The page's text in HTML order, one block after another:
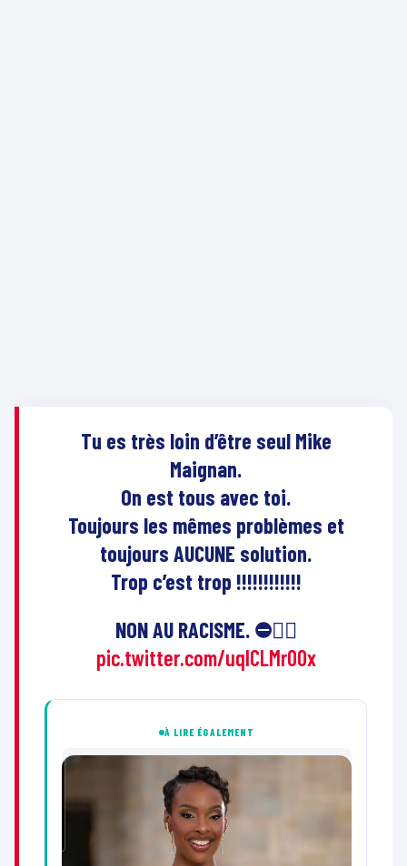
Tu es très loin d’être seul Mike
Maignan.
On est tous avec toi.
Toujours les mêmes problèmes et
toujours AUCUNE solution.
Trop c’est trop !!!!!!!!!!!!
NON AU RACISME. ⛔️✊🏽
pic.twitter.com/uqlCLMr00x
À LIRE ÉGALEMENT